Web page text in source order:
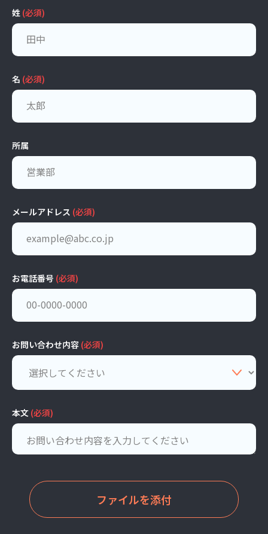
姓 (必須)
名 (必須)
所属
メールアドレス (必須)
お電話番号 (必須)
お問い合わせ内容 (必須)
本文 (必須)
ファイルを添付